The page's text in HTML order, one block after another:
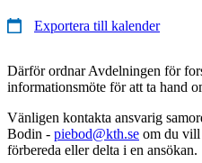
Exportera till kalender
Därför ordnar Avdelningen för
informationsmöte för att ta hand
Vänligen kontakta ansvarig
Bodin - piebod@kth.se om du vill
förbereda eller delta i en ansökan.